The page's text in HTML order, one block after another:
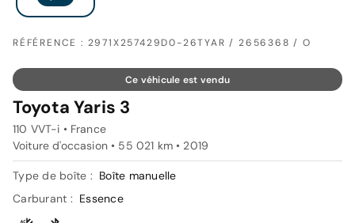
RÉFÉRENCE : 2971X257429D0-26TYAR / 2656368 / O
Ce véhicule est vendu
Toyota Yaris 3
110 VVT-i • France
Voiture d'occasion • 55 021 km • 2019
Type de boîte : Boîte manuelle
Carburant : Essence